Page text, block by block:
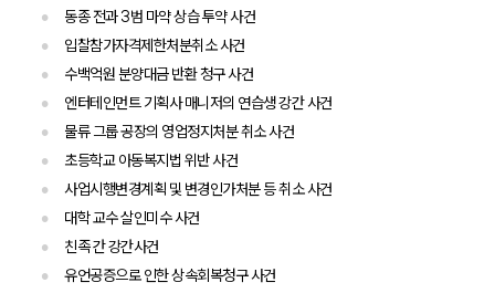
동종 전과 3범 마약 상습 투약 사건
입찰참가자격제한처분취소 사건
수백억원 분양대금 반환 청구 사건
엔터테인먼트 기획사 매니저의 연습생 강간 사건
물류 그룹 공장의 영업정지처분 취소 사건
초등학교 아동복지법 위반 사건
사업시행변경계획 및 변경인가처분 등 취소 사건
대학 교수 살인미수 사건
친족 간 강간사건
유언공증으로 인한 상속회복청구 사건